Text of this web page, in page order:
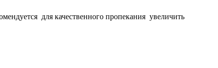
для качественного пропекания увеличить